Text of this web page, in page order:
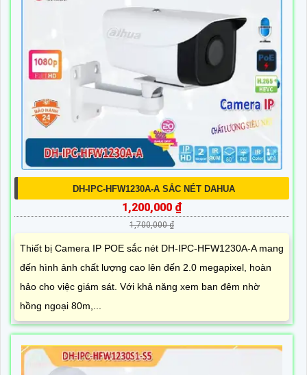
DH-IPC-HFW1230A-A SẮC NÉT DAHUA
1,200,000 ₫
1,700,000 ₫
Thiết bị Camera IP POE sắc nét DH-IPC-HFW1230A-A mang
đến hình ảnh chất lượng cao lên đến 2.0 megapixel, hoàn
hảo cho việc giám sát. Với khả năng xem ban đêm nhờ
hồng ngoại 80m,...